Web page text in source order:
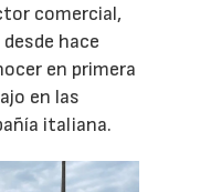
comercial,
hace
en primera
en las
italiana.